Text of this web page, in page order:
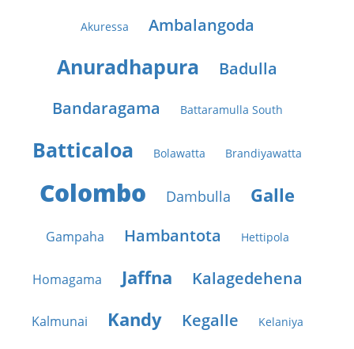
Akuressa Ambalangoda
Anuradhapura
Badulla
Bandaragama
Battaramulla South
Batticaloa Bolawatta Brandiyawatta
Colombo Dambulla Galle
Gampaha Hambantota Hettipola
Homagama Jaffna Kalagedehena
Kalmunai Kandy Kegalle Kelaniya